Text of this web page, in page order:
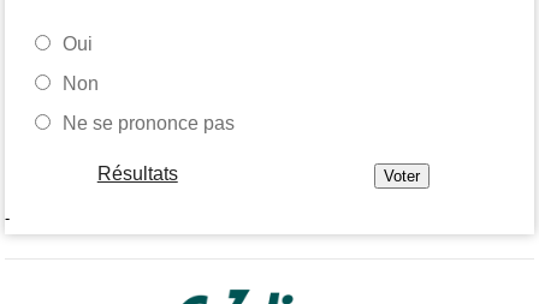
Oui
Non
Ne se prononce pas
Résultats
-